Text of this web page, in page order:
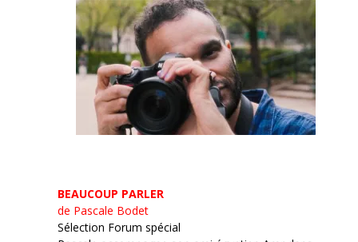
BEAUCOUP PARLER
de Pascale Bodet
Sélection Forum spécial